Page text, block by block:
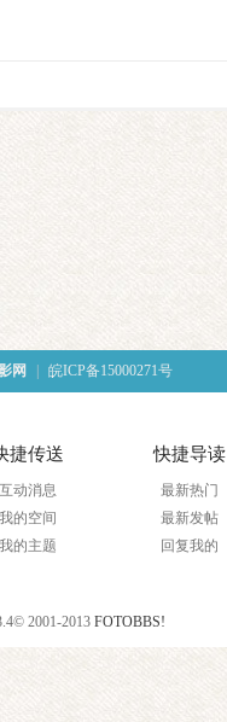
网 皖ICP备15000271号
捷传送
互动消息
我的空间
我的主题
快捷导读
最新热门
最新发帖
回复我的
© 2001-2013 FOTOBBS!